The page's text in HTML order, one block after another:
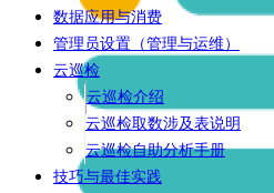
数据应用与消费
管理员设置（管理与运维）
云巡检
云巡检介绍
云巡检取数涉及表说明
云巡检自助分析手册
技巧与最佳实践